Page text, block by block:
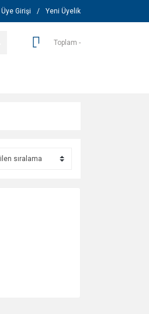
Üye Girişi / Yeni Üyelik
Toplam -